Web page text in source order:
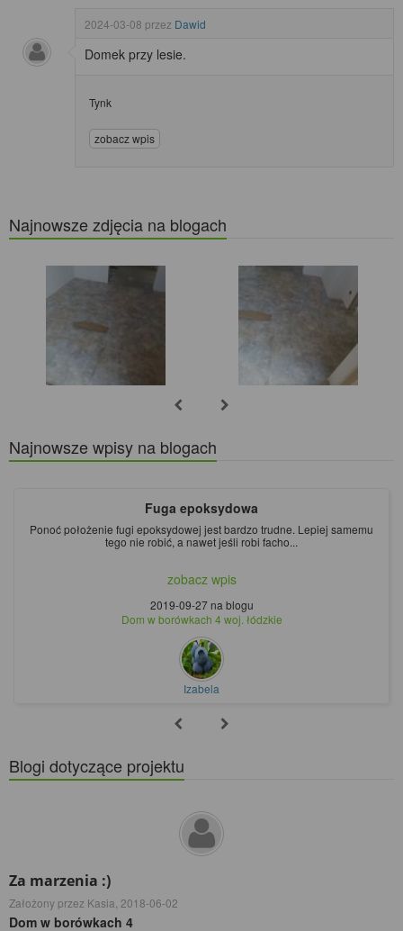
2024-03-08 przez Dawid
Domek przy lesie.
Tynk
zobacz wpis
Najnowsze zdjęcia na blogach
Najnowsze wpisy na blogach
Fuga epoksydowa
Ponoć położenie fugi epoksydowej jest bardzo trudne. Lepiej samemu
tego nie robić, a nawet jeśli robi facho...
zobacz wpis
2019-09-27na blogu
Dom w borówkach 4 woj. łódzkie
Izabela
Blogi dotyczące projektu
Za marzenia :)
Założony przez Kasia, 2018-06-02
Dom w borówkach 4